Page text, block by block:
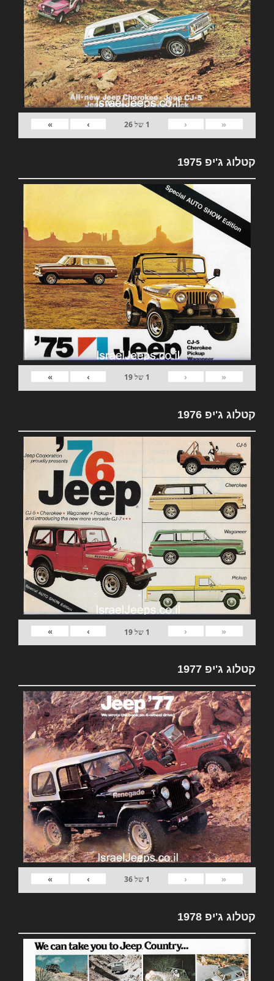
«
‹
1 של26
›
»
קטלוג ג'יפ 1975
«
‹
1 של19
›
»
קטלוג ג'יפ 1976
«
‹
1 של19
›
»
קטלוג ג'יפ 1977
«
‹
1 של36
›
»
קטלוג ג'יפ 1978